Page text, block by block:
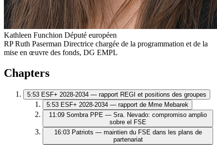
Kathleen Funchion Député européen
RP Ruth Paserman Directrice chargée de la programmation et de la
mise en œuvre des fonds, DG EMPL
Chapters
5:53 ESF+ 2028‑2034 — rapport REGI et positions des groupes
5:53 ESF+ 2028‑2034 — rapport de Mme Mebarek
11:09 Sombra PPE — Sra. Nevado: compromiso amplio
sobre el FSE
16:03 Patriots — maintien du FSE dans les plans de
partenariat